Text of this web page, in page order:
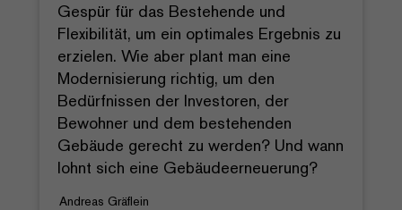
Gespür für das Bestehende und
Flexibilität, um ein optimales Ergebnis zu
erzielen. Wie aber plant man eine
Modernisierung richtig, um den
Bedürfnissen der Investoren, der
Bewohner und dem bestehenden
Gebäude gerecht zu werden? Und wann
lohnt sich eine Gebäudeerneuerung?
Andreas Gräflein